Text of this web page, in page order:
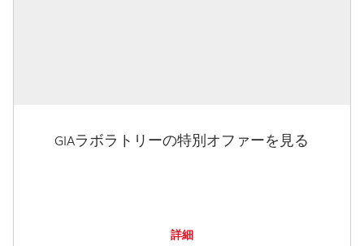
GIAラボラトリーの特別オファーを見る
詳細